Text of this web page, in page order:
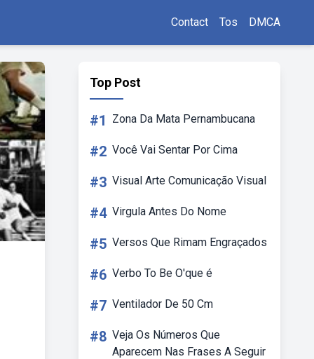
Contact Tos DMCA
Top Post
#1 Zona Da Mata Pernambucana
#2 Você Vai Sentar Por Cima
#3 Visual Arte Comunicação Visual
#4 Virgula Antes Do Nome
#5 Versos Que Rimam Engraçados
#6 Verbo To Be O'que é
#7 Ventilador De 50 Cm
#8 Veja Os Números Que
Aparecem Nas Frases A Seguir